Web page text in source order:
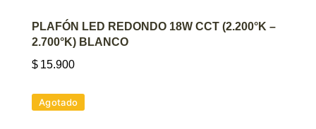
AGREGAR AL CARRITO
PLAFÓN LED REDONDO 18W CCT (2.200°K –
2.700°K) BLANCO
$ 15.900
Agotado